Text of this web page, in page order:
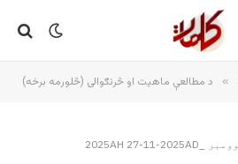
» د مطالعې ماهیت او څرنګوالی (څلورمه برخه)